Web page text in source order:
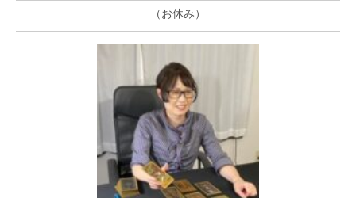
（お休み）